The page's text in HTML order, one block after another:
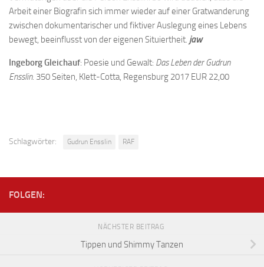
Arbeit einer Biografin sich immer wieder auf einer Gratwanderung
zwischen dokumentarischer und fiktiver Auslegung eines Lebens
bewegt, beeinflusst von der eigenen Situiertheit. jaw
Ingeborg Gleichauf: Poesie und Gewalt: Das Leben der Gudrun
Ensslin. 350 Seiten, Klett-Cotta, Regensburg 2017 EUR 22,00
Schlagwörter: Gudrun Ensslin RAF
FOLGEN:
NÄCHSTER BEITRAG
Tippen und Shimmy Tanzen